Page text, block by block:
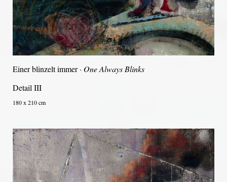
Einer blinzelt immer · One Always Blinks
Detail III
180 x 210 cm